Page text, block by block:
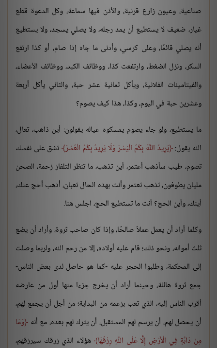
صناعية، وعيون زارع قرنية، والأذن فيها سماعة، وكل الدعوة قطع
غيار، ضعيف لا يستطيع أن يمد رجله، ولا يصلي يسجد، ولا يستطيع
أنه يصلي قائمًا، وعلى كرسي، وأدنى ما جاه إذا صام، أو كذا ارتفع
السكر، ونزل الضغط، وارتفعت كذا، ووظائف الكبد، ووظائف الأعضاء،
والفيتامينات الفلانية، ويأكل ثمانية عشر حبة، والثاني يأكل أربعة
وعشرين حبة في اليوم، وكذا، هذا كيف يصوم؟
ما يستطيع، ولو جاء يصوم يمسكوه عياله يقولون: أين ذاهب، تعال،
الله يقول: يُرِيدُ اللَّهُ بِكُمُ الْيُسْرَ وَلَا يُرِيدُ بِكُمُ الْعُسْرَ تشق على نفسك
تصوم، طيب سأذهب أعتمر، أين تذهب، ما تنظر التلفاز زحمة، الصحن
مليان يطوفون، تذهب تعتمر وأنت بهذه الحال تعبان، أذهب أحج عنك،
أينك، وأين الحج؟ أنت ما تستطيع الحج، اجلس هنا.
وكلما أراد أن يعمل عملاً صالحًا، وإذا كان صاحب ثروة، وأراد أن يضع
ثلث أمواله، ونحو ذلك؛ قام عليه أولاده، إلا من رحم الله، ولربما وصلت
إلى المحكمة، وطلبوا الحجر عليه -كما هو حاصل لدى بعض الناس-
جمع ثروة هائلة، وحينما أراد أن يخرج جزءا منها أول من عارضه
أقرب الناس إليه، الذي تعب بزعمه من البداية؛ من أجل أن يجمع لهم،
أن يحصل لهم، أن يرسم لهم المستقبل، أن يترك لهم بعده، مع أنه وَمَا
مِنْ دَابَّةٍ فِي الْأَرْضِ إِلَّا عَلَى اللَّهِ رِزْقُهَا هؤلاء الذي زرقك سيرزقهم،